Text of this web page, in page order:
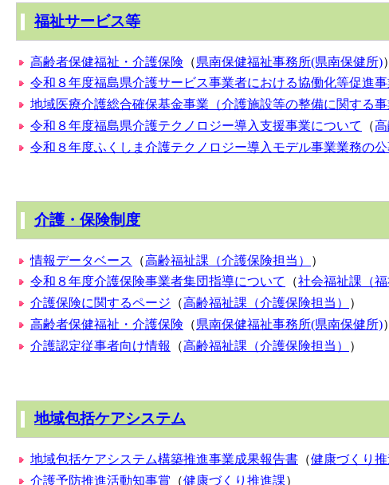
福祉サービス等
高齢者保健福祉・介護保険 （県南保健福祉事務所(県南保健所)）
令和８年度福島県介護サービス事業者における協働化等促進
地域医療介護総合確保基金事業（介護施設等の整備に関する事
令和８年度福島県介護テクノロジー導入支援事業について
（
令和８年度ふくしま介護テクノロジー導入モデル事業業務の
介護・保険制度
情報データベース （高齢福祉課（介護保険担当）
）
令和８年度介護保険事業者集団指導について
（社会福祉課（福
介護保険に関するページ （高齢福祉課（介護保険担当）
）
高齢者保健福祉・介護保険 （県南保健福祉事務所(県南保健所)）
介護認定従事者向け情報
（高齢福祉課（介護保険担当） ）
地域包括ケアシステム
地域包括ケアシステム構築推進事業成果報告書 （健康づくり
介護予防推進活動知事賞 （健康づくり推進課）